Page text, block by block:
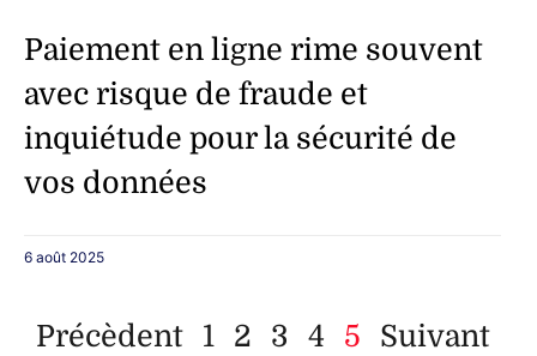
Paiement en ligne rime souvent
avec risque de fraude et
inquiétude pour la sécurité de
vos données
6 août 2025
Précèdent 1 2 3 4 5 Suivant